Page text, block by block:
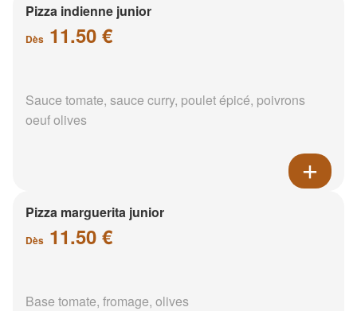
Pizza indienne junior
Dès 11.50 €
Sauce tomate, sauce curry, poulet épicé, poivrons
oeuf olives
Pizza marguerita junior
Dès 11.50 €
Base tomate, fromage, olives